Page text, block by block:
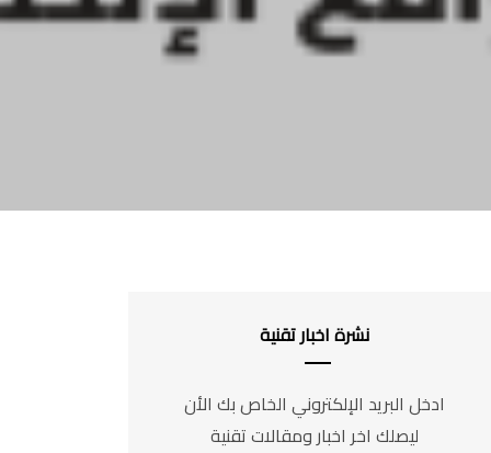
نشرة اخبار تقنية
ادخل البريد الإلكتروني الخاص بك الأن
ليصلك اخر اخبار ومقالات تقنية